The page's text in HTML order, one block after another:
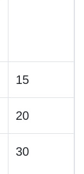
15
20
30